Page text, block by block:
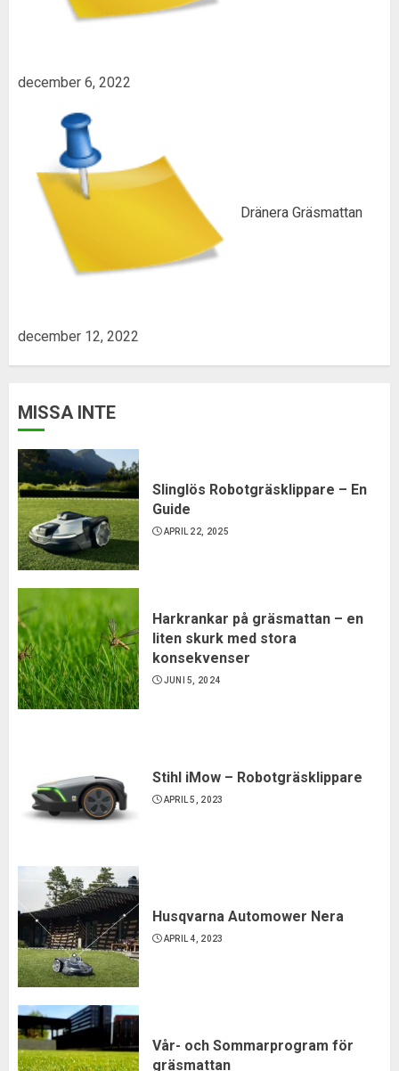
december 6, 2022
Dränera Gräsmattan
december 12, 2022
MISSA INTE
Slinglös Robotgräsklippare – En
Guide
APRIL 22, 2025
Harkrankar på gräsmattan – en
liten skurk med stora
konsekvenser
JUNI 5, 2024
Stihl iMow – Robotgräsklippare
APRIL 5, 2023
Husqvarna Automower Nera
APRIL 4, 2023
Vår- och Sommarprogram för
gräsmattan